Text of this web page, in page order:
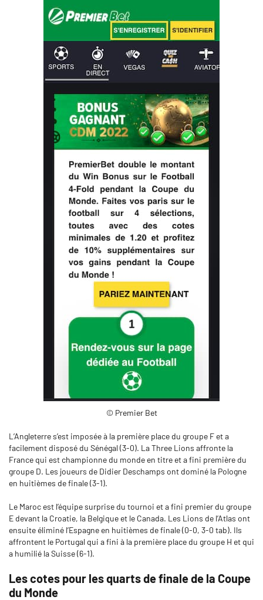
© Premier Bet
L’Angleterre s’est imposée à la première place du groupe F et a
facilement disposé du Sénégal (3-0). La Three Lions affronte la
France qui est championne du monde en titre et a fini première du
groupe D. Les joueurs de Didier Deschamps ont dominé la Pologne
en huitièmes de finale (3-1).
Le Maroc est l’équipe surprise du tournoi et a fini premier du groupe
E devant la Croatie, la Belgique et le Canada. Les Lions de l’Atlas ont
ensuite éliminé l’Espagne en huitièmes de finale (0-0, 3-0 tab). Ils
affrontent le Portugal qui a fini à la première place du groupe H et qui
a humilié la Suisse (6-1).
Les cotes pour les quarts de finale de la Coupe
du Monde